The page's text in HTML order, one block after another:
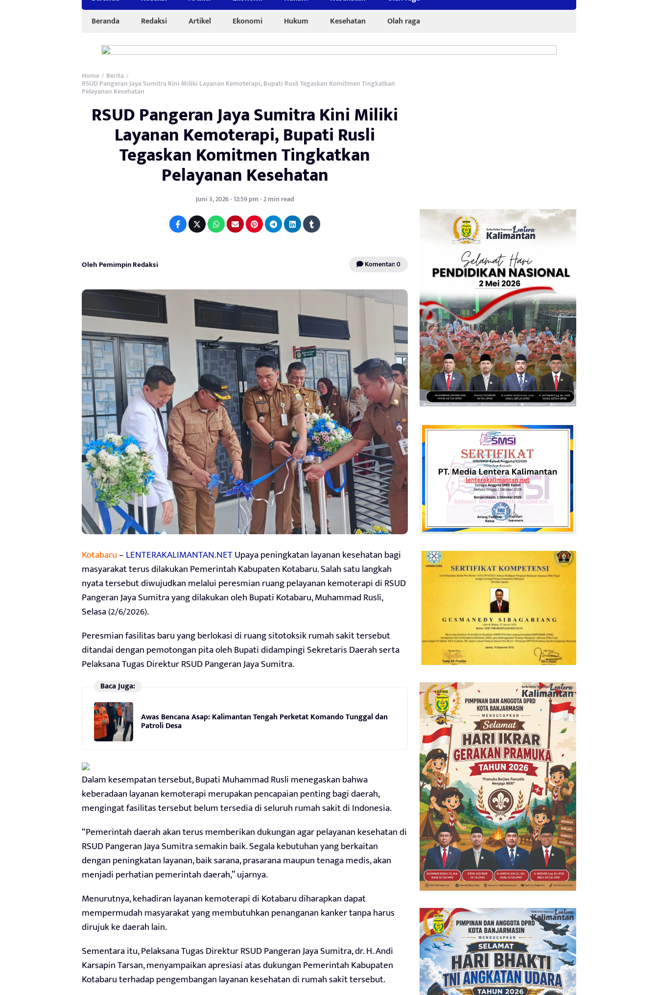
Beranda
Redaksi Artikel Ekonomi Hukum Kesehatan Olah raga
Home / Berita /
RSUD Pangeran Jaya Sumitra Kini Miliki Layanan Kemoterapi, Bupati Rusli Tegaskan Komitmen Tingkatkan
Pelayanan Kesehatan
RSUD Pangeran Jaya Sumitra Kini Miliki
Layanan Kemoterapi, Bupati Rusli
Tegaskan Komitmen Tingkatkan
Pelayanan Kesehatan
Juni 3, 2026 - 12:59 pm - 2 min read
Oleh Pemimpin Redaksi Komentar: 0
Kotabaru–LENTERAKALIMANTAN.NETUpaya peningkatan layanan kesehatan bagi
masyarakat terus dilakukan Pemerintah Kabupaten Kotabaru. Salah satu langkah
nyata tersebut diwujudkan melalui peresmian ruang pelayanan kemoterapi di RSUD
Pangeran Jaya Sumitra yang dilakukan oleh Bupati Kotabaru, Muhammad Rusli,
Selasa (2/6/2026).
Peresmian fasilitas baru yang berlokasi di ruang sitotoksik rumah sakit tersebut
ditandai dengan pemotongan pita oleh Bupati didampingi Sekretaris Daerah serta
Pelaksana Tugas Direktur RSUD Pangeran Jaya Sumitra.
Baca Juga:
Awas Bencana Asap: Kalimantan Tengah Perketat Komando Tunggal dan
Patroli Desa
Dalam kesempatan tersebut, Bupati Muhammad Rusli menegaskan bahwa
keberadaan layanan kemoterapi merupakan pencapaian penting bagi daerah,
mengingat fasilitas tersebut belum tersedia di seluruh rumah sakit di Indonesia.
“Pemerintah daerah akan terus memberikan dukungan agar pelayanan kesehatan di
RSUD Pangeran Jaya Sumitra semakin baik. Segala kebutuhan yang berkaitan
dengan peningkatan layanan, baik sarana, prasarana maupun tenaga medis, akan
menjadi perhatian pemerintah daerah,” ujarnya.
Menurutnya, kehadiran layanan kemoterapi di Kotabaru diharapkan dapat
mempermudah masyarakat yang membutuhkan penanganan kanker tanpa harus
dirujuk ke daerah lain.
Sementara itu, Pelaksana Tugas Direktur RSUD Pangeran Jaya Sumitra, dr. H. Andi
Karsapin Tarsan, menyampaikan apresiasi atas dukungan Pemerintah Kabupaten
Kotabaru terhadap pengembangan layanan kesehatan di rumah sakit tersebut.